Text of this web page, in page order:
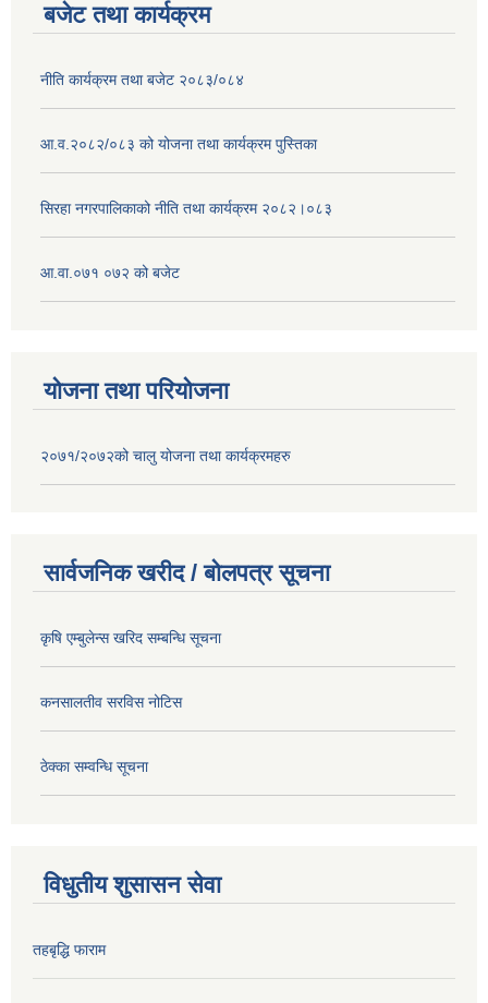
बजेट तथा कार्यक्रम
नीति कार्यक्रम तथा बजेट २०८३/०८४
आ.व.२०८२/०८३ को योजना तथा कार्यक्रम पुस्तिका
सिरहा नगरपालिकाको नीति तथा कार्यक्रम २०८२।०८३
आ.वा.०७१ ०७२ को बजेट
योजना तथा परियोजना
२०७१/२०७२को चालु योजना तथा कार्यक्रमहरु
सार्वजनिक खरीद / बोलपत्र सूचना
कृषि एम्बुलेन्स खरिद सम्बन्धि सूचना
कनसालतीव सरविस नोटिस
ठेक्का सम्वन्धि सूचना
विधुतीय शुसासन सेवा
तहबृद्धि फाराम